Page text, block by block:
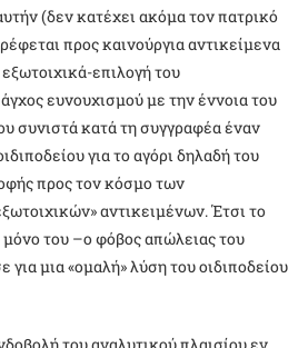
(δεν κατέχει ακόμα τον πατρικό
προς καινούργια αντικείμενα
επιλογή του
ευνουχισμού με την έννοια του
συνιστά κατά τη συγγραφέα έναν
για το αγόρι δηλαδή του
προς τον κόσμο των
αντικειμένων. Έτσι το
του –ο φόβος απώλειας του
μια «ομαλή» λύση του οιδιποδείου